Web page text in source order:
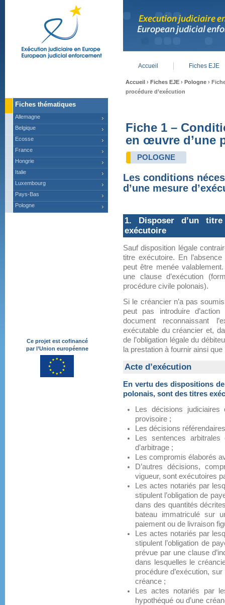
Accueil › Fiches EJE › Pologne ›
procédure d’exécution
Fiche 1 –
en œuvre d’une
POLOGNE
Les conditions
d’une mesure
1. Disposer d’un
exécutoire
Sauf disposition légale
titre exécutoire. En
peut être menée
une clause d’exécution
procédure civile polonais).
Si le créancier n’a pas
peut pas introduire
document reconnaissant
exécutable du créancier et,
de l’obligation légale du
la prestation à fournir ainsi
Acte d’exécution
En vertu des dispositions
polonais, sont des titres
Les décisions
provisoire ;
Les décisions
Les sentences
d’arbitrage ;
Les compromis élaborés
D’autres décisions,
vigueur, sont exécutoires
Les actes notariés par
stipulent l’obligation de
dans des quantités
bateau immatriculé sur
paiement ou de livraison
Les actes notariés par
stipulent l’obligation de
prévue par une clause
dans lesquelles le
procédure d’exécution,
créance ;
Les actes notariés par
hypothéqué ou d’une
Accueil Fiches EJE
Fiches thématiques
Allemagne
Belgique
Ecosse
France
Hongrie
Italie
Luxembourg
Pays-Bas
Pologne
Ce projet est cofinancé
par l’Union européenne